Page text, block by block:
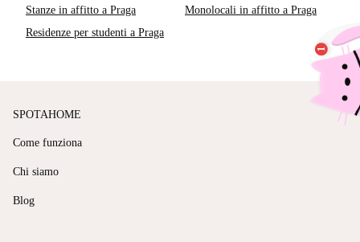
Stanze in affitto a Praga
Monolocali in affitto a Praga
Residenze per studenti a Praga
SPOTAHOME
Come funziona
Chi siamo
Blog